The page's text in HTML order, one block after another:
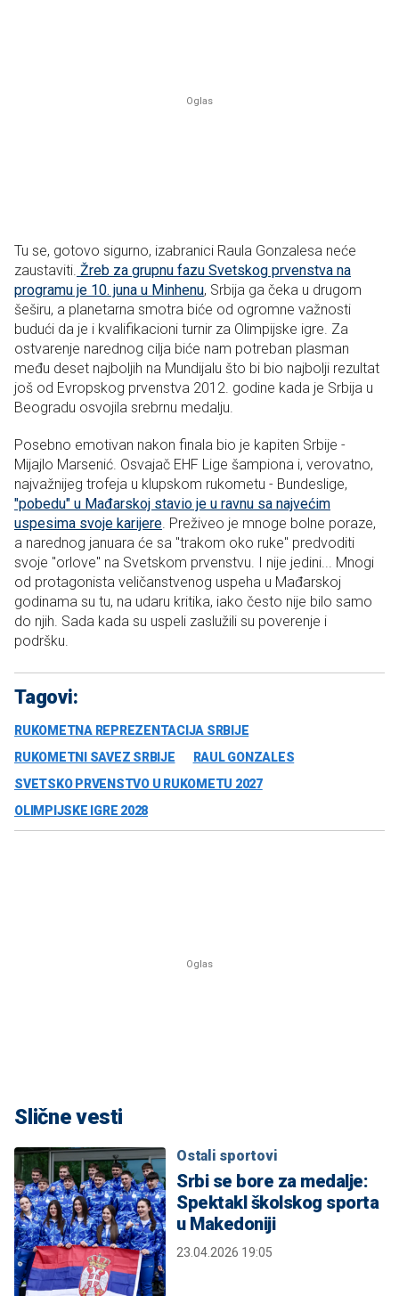
Tu se, gotovo sigurno, izabranici Raula Gonzalesa neće
zaustaviti. Žreb za grupnu fazu Svetskog prvenstva na
programu je 10. juna u Minhenu, Srbija ga čeka u drugom
šeširu, a planetarna smotra biće od ogromne važnosti
budući da je i kvalifikacioni turnir za Olimpijske igre. Za
ostvarenje narednog cilja biće nam potreban plasman
među deset najboljih na Mundijalu što bi bio najbolji rezultat
još od Evropskog prvenstva 2012. godine kada je Srbija u
Beogradu osvojila srebrnu medalju.
Posebno emotivan nakon finala bio je kapiten Srbije -
Mijajlo Marsenić. Osvajač EHF Lige šampiona i, verovatno,
najvažnijeg trofeja u klupskom rukometu - Bundeslige,
"pobedu" u Mađarskoj stavio je u ravnu sa najvećim
uspesima svoje karijere. Preživeo je mnoge bolne poraze,
a narednog januara će sa "trakom oko ruke" predvoditi
svoje "orlove" na Svetskom prvenstvu. I nije jedini... Mnogi
od protagonista veličanstvenog uspeha u Mađarskoj
godinama su tu, na udaru kritika, iako često nije bilo samo
do njih. Sada kada su uspeli zaslužili su poverenje i
podršku.
Tagovi:
RUKOMETNA REPREZENTACIJA SRBIJE
RUKOMETNI SAVEZ SRBIJE
RAUL GONZALES
SVETSKO PRVENSTVO U RUKOMETU 2027
OLIMPIJSKE IGRE 2028
Slične vesti
Ostali sportovi
Srbi se bore za medalje:
Spektakl školskog sporta
u Makedoniji
23.04.2026 19:05